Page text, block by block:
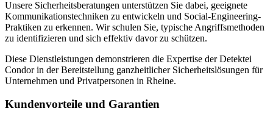
Unsere Sicherheitsberatungen unterstützen Sie dabei, geeignete
Kommunikationstechniken zu entwickeln und Social-Engineering-
Praktiken zu erkennen. Wir schulen Sie, typische Angriffsmethoden
zu identifizieren und sich effektiv davor zu schützen.
Diese Dienstleistungen demonstrieren die Expertise der Detektei
Condor in der Bereitstellung ganzheitlicher Sicherheitslösungen für
Unternehmen und Privatpersonen in Rheine.
Kundenvorteile und Garantien